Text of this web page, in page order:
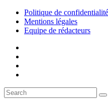
Politique de confidentialité
Mentions légales
Equipe de rédacteurs